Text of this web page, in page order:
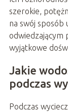
szerokie,
na swój sposób
odwiedzającym
wyjątkowe
Jakie
podczas
Podczas